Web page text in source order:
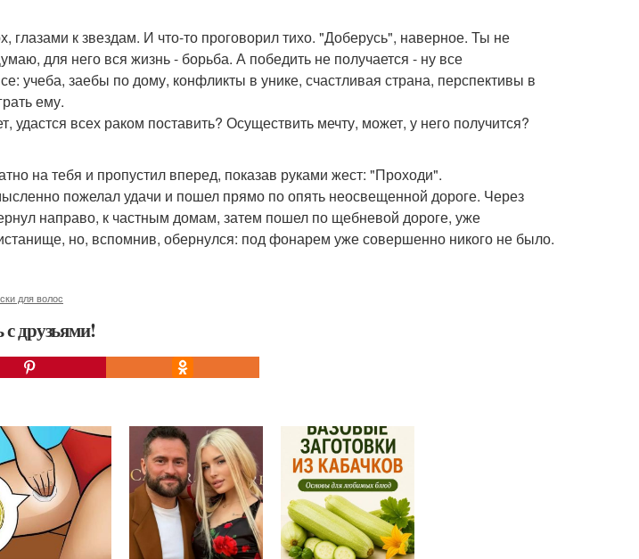
глазами к звездам. И что-то проговорил тихо. "Доберусь", наверное. Ты не
для него вся жизнь - борьба. А победить не получается - ну все
учеба, заебы по дому, конфликты в унике, счастливая страна, перспективы в
ему.
всех раком поставить? Осуществить мечту, может, у него получится?
на тебя и пропустил вперед, показав руками жест: "Проходи".
пожелал удачи и пошел прямо по опять неосвещенной дороге. Через
направо, к частным домам, затем пошел по щебневой дороге, уже
но, вспомнив, обернулся: под фонарем уже совершенно никого не было.
для волос
друзьями!